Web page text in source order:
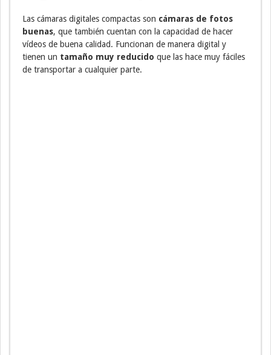
Las cámaras digitales compactas son cámaras de fotos
buenas, que también cuentan con la capacidad de hacer
vídeos de buena calidad. Funcionan de manera digital y
tienen un tamaño muy reducido que las hace muy fáciles
de transportar a cualquier parte.